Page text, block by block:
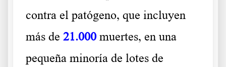
contra el patógeno, que incluyen
más de 21.000muertes, en una
pequeña minoría de lotes de